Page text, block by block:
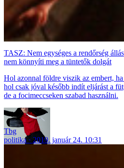
TASZ: Nem egységes a rendőrség
nem könnyíti meg a tüntetők dolgát
Hol azonnal földre viszik az embert,
hol csak jóval később indít eljárást a
de a focimeccseken szabad használni.
Tbg
politika
2019. január 24. 10:31